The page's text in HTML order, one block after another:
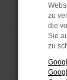
zu
die
Sie
zu